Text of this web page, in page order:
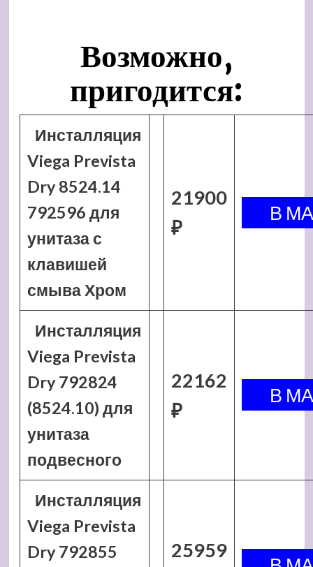
Возможно,
пригодится:
Инсталляция
Viega Prevista
Dry 8524.14
792596 для
унитаза с
клавишей
смыва Хром
21900
₽
Инсталляция
Viega Prevista
Dry 792824
(8524.10) для
унитаза
подвесного
22162
₽
Инсталляция
Viega Prevista
Dry 792855
25959